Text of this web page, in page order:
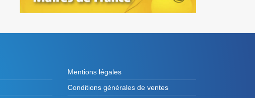
Mentions légales
Conditions générales de ventes